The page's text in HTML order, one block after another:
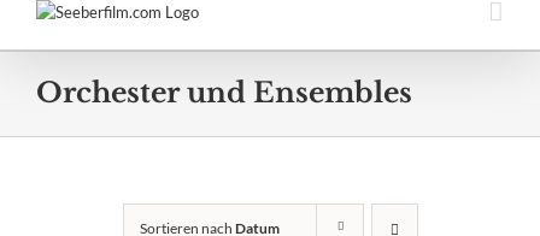
Orchester und Ensembles
Sortieren nach Datum